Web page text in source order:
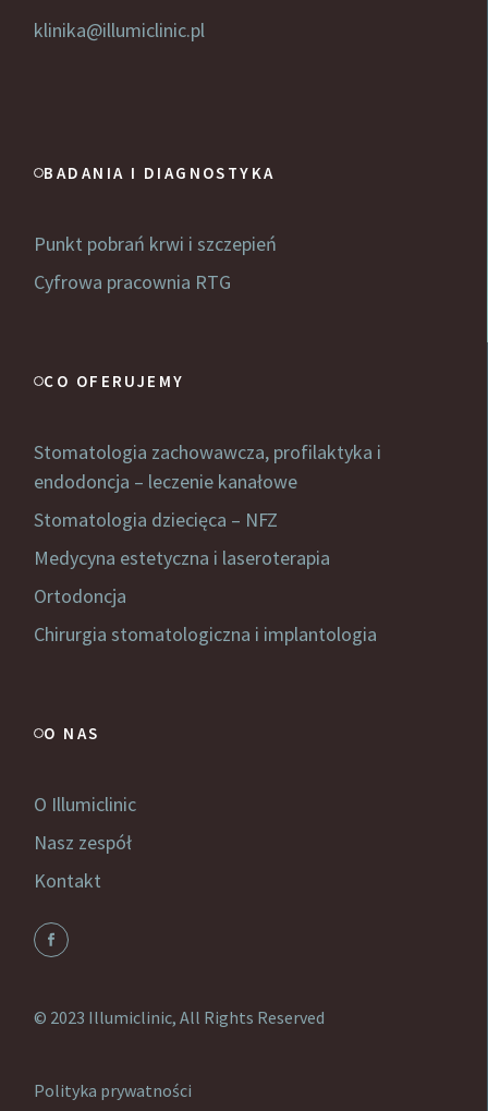
klinika@illumiclinic.pl
BADANIA I DIAGNOSTYKA
Punkt pobrań krwi i szczepień
Cyfrowa pracownia RTG
CO OFERUJEMY
Stomatologia zachowawcza, profilaktyka i
endodoncja – leczenie kanałowe
Stomatologia dziecięca – NFZ
Medycyna estetyczna i laseroterapia
Ortodoncja
Chirurgia stomatologiczna i implantologia
O NAS
O Illumiclinic
Nasz zespół
Kontakt
© 2023 Illumiclinic, All Rights Reserved
Polityka prywatności